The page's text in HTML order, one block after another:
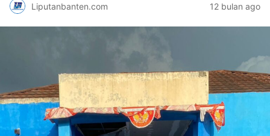
Liputanbanten.com 12 bulan ago